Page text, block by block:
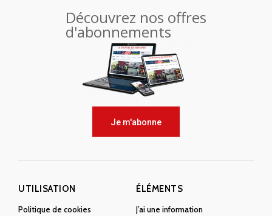
Découvrez nos offres
d'abonnements
Je m'abonne
UTILISATION
Politique de cookies
ÉLÉMENTS
J’ai une information